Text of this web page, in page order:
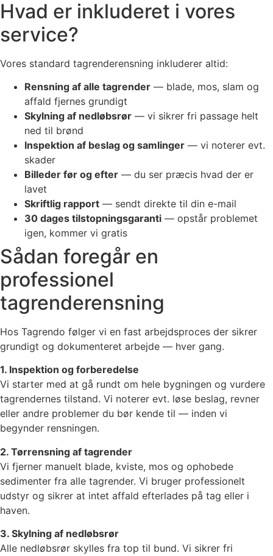
Hvad er inkluderet i vores
service?
Vores standard tagrenderensning inkluderer altid:
Rensning af alle tagrender — blade, mos, slam og
affald fjernes grundigt
Skylning af nedløbsrør — vi sikrer fri passage helt
ned til brønd
Inspektion af beslag og samlinger — vi noterer evt.
skader
Billeder før og efter — du ser præcis hvad der er
lavet
Skriftlig rapport — sendt direkte til din e-mail
30 dages tilstopningsgaranti — opstår problemet
igen, kommer vi gratis
Sådan foregår en
professionel
tagrenderensning
Hos Tagrendo følger vi en fast arbejdsproces der sikrer
grundigt og dokumenteret arbejde — hver gang.
1. Inspektion og forberedelse
Vi starter med at gå rundt om hele bygningen og vurdere
tagrendernes tilstand. Vi noterer evt. løse beslag, revner
eller andre problemer du bør kende til — inden vi
begynder rensningen.
2. Tørrensning af tagrender
Vi fjerner manuelt blade, kviste, mos og ophobede
sedimenter fra alle tagrender. Vi bruger professionelt
udstyr og sikrer at intet affald efterlades på tag eller i
haven.
3. Skylning af nedløbsrør
Alle nedløbsrør skylles fra top til bund. Vi sikrer fri